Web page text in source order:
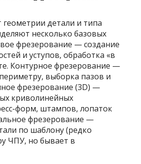
геометрии детали и типа
несколько базовых
фрезерование — создание
и уступов, обработка «в
Контурное фрезерование —
выборка пазов и
фрезерование (3D) —
криволинейных
форм, штампов, лопаток
фрезерование —
по шаблону (редко
ЧПУ, но бывает в